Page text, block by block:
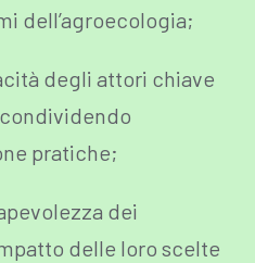
dell’agroecologia;
degli attori chiave
pratiche;
dei
delle loro scelte